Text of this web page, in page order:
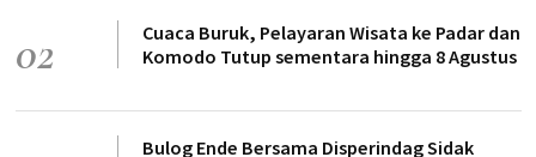
02
Cuaca Buruk, Pelayaran Wisata ke Padar dan
Komodo Tutup sementara hingga 8 Agustus
Bulog Ende Bersama Disperindag Sidak